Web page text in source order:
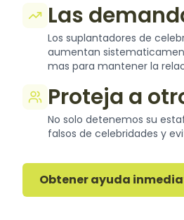
Las
Los suplantadores de
aumentan
mas para mantener la
Proteja a
No solo detenemos su
falsos de celebridades y
Obtener ayuda